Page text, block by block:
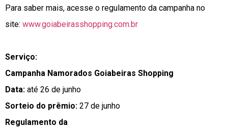
Para saber mais, acesse o regulamento da campanha no
site: www.goiabeirasshopping.com.br
Serviço:
Campanha Namorados Goiabeiras Shopping
Data: até 26 de junho
Sorteio do prêmio: 27 de junho
Regulamento da